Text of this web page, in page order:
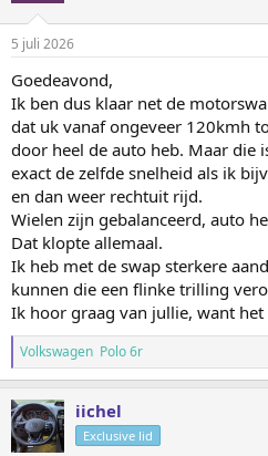
5 juli 2026
Goedeavond,
Ik ben dus klaar net de
dat uk vanaf ongeveer 120kmh
door heel de auto heb. Maar die
exact de zelfde snelheid als ik
en dan weer rechtuit rijd.
Wielen zijn gebalanceerd, auto
Dat klopte allemaal.
Ik heb met de swap sterkere
kunnen die een flinke trilling
Ik hoor graag van jullie, want
Volkswagen Polo 6r
iichel
Exclusive lid